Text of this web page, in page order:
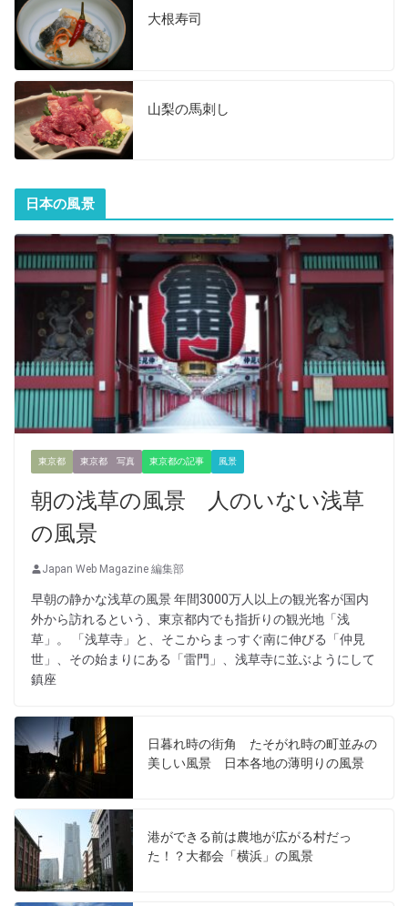
大根寿司
山梨の馬刺し
日本の風景
東京都 東京都 写真 東京都の記事 風景
朝の浅草の風景 人のいない浅草
の風景
Japan Web Magazine 編集部
早朝の静かな浅草の風景 年間3000万人以上の観光客が国内
外から訪れるという、東京都内でも指折りの観光地「浅
草」。 「浅草寺」と、そこからまっすぐ南に伸びる「仲見
世」、その始まりにある「雷門」、浅草寺に並ぶようにして
鎮座
日暮れ時の街角 たそがれ時の町並みの
美しい風景 日本各地の薄明りの風景
港ができる前は農地が広がる村だっ
た！？大都会「横浜」の風景